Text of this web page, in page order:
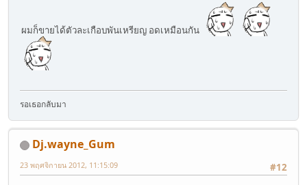
ผมก็ขายได้ตัวละเกือบพันเหรียญ อดเหมือนกัน
รอเธอกลับมา
Dj.wayne_Gum
#12
23 พฤศจิกายน 2012, 11:15:09